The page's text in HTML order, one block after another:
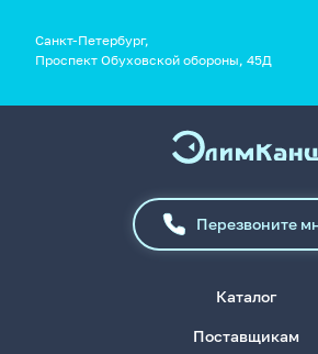
Санкт-Петербург,
Проспект Обуховской обороны, 45Д
Перезвоните
Каталог
Поставщикам